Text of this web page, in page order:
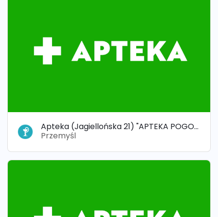
Apteka (Jagiellońska 21) "APTEKA POGODNA"
Przemyśl